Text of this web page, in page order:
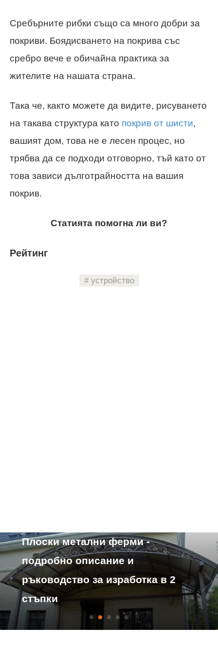
Сребърните рибки също са много добри за
покриви. Боядисването на покрива със
сребро вече е обичайна практика за
жителите на нашата страна.
Така че, както можете да видите, рисуването
на такава структура като покрив от шисти,
вашият дом, това не е лесен процес, но
трябва да се подходи отговорно, тъй като от
това зависи дълготрайността на вашия
покрив.
Статията помогна ли ви?
Рейтинг
устройство
Плоски метални ферми -
подробно описание и
ръководство за изработка в 2
стъпки